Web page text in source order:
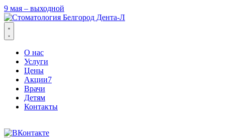
9 мая – выходной
О нас
Услуги
Цены
Акции7
Врачи
Детям
Контакты